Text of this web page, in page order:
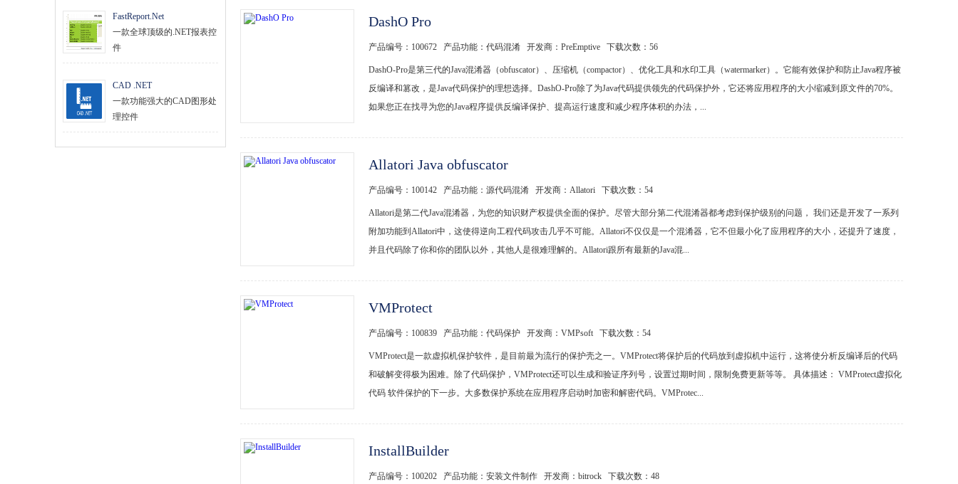
FastReport.Net
一款全球顶级的.NET报表控
件
CAD .NET
一款功能强大的CAD图形处
理控件
DashO Pro
产品编号：100672 产品功能：代码混淆 开发商：PreEmptive 下载次数： 56
DashO-Pro是第三代的Java混淆器（obfuscator）、压缩机（compactor）、优化工具和水印工具（watermarker）。它能有效保护和防止Java程序被
反编译和篡改，是Java代码保护的理想选择。DashO-Pro除了为Java代码提供领先的代码保护外，它还将应用程序的大小缩减到原文件的70%。
如果您正在找寻为您的Java程序提供反编译保护、提高运行速度和减少程序体积的办法，...
Allatori Java obfuscator
产品编号：100142 产品功能：源代码混淆 开发商：Allatori 下载次数： 54
Allatori是第二代Java混淆器，为您的知识财产权提供全面的保护。尽管大部分第二代混淆器都考虑到保护级别的问题， 我们还是开发了一系列
附加功能到Allatori中，这使得逆向工程代码攻击几乎不可能。Allatori不仅仅是一个混淆器，它不但最小化了应用程序的大小，还提升了速度，
并且代码除了你和你的团队以外，其他人是很难理解的。Allatori跟所有最新的Java混...
VMProtect
产品编号：100839 产品功能：代码保护 开发商：VMPsoft 下载次数： 54
VMProtect是一款虚拟机保护软件，是目前最为流行的保护壳之一。VMProtect将保护后的代码放到虚拟机中运行，这将使分析反编译后的代码
和破解变得极为困难。除了代码保护，VMProtect还可以生成和验证序列号，设置过期时间，限制免费更新等等。 具体描述： VMProtect虚拟化
代码 软件保护的下一步。大多数保护系统在应用程序启动时加密和解密代码。VMProtec...
InstallBuilder
产品编号：100202 产品功能：安装文件制作 开发商：bitrock 下载次数： 48